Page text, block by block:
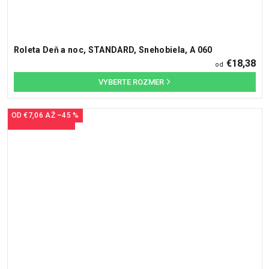
Roleta Deň a noc, STANDARD, Snehobiela, A 060
od €18,38
ZĽAVY AŽ 45 %
OD€7,06 AŽ –45 %